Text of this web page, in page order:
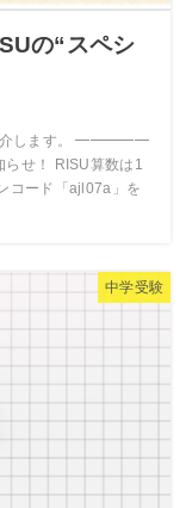
の“スペシ
紹介します。 ━━━━━
！ RISU算数は1
コード「ajl07a」を
中学受験